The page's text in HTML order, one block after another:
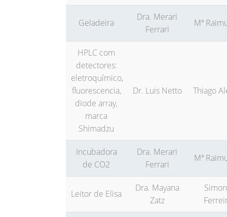
Geladeira
Dra. Merari
Ferrari
Mª
HPLC com
detectores:
eletroquímico,
fluorescencia,
diode array,
marca
Shimadzu
Dr. Luis Netto Thiago
Incubadora
de CO2
Dra. Merari
Ferrari
Mª
Leitor de Elisa
Dra. Mayana
Zatz